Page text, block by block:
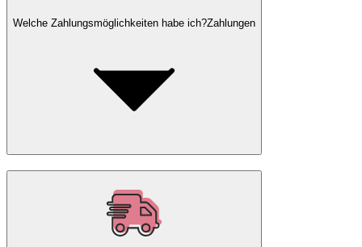
Welche Zahlungsmöglichkeiten habe ich?Zahlungen